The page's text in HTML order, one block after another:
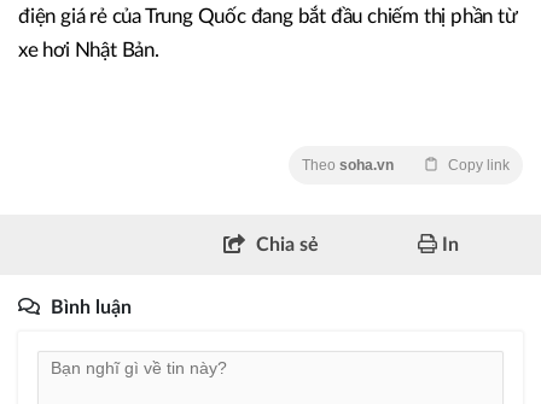
điện giá rẻ của Trung Quốc đang bắt đầu chiếm thị phần từ
xe hơi Nhật Bản.
Theo soha.vn Copy link
Chia sẻ In
Bình luận